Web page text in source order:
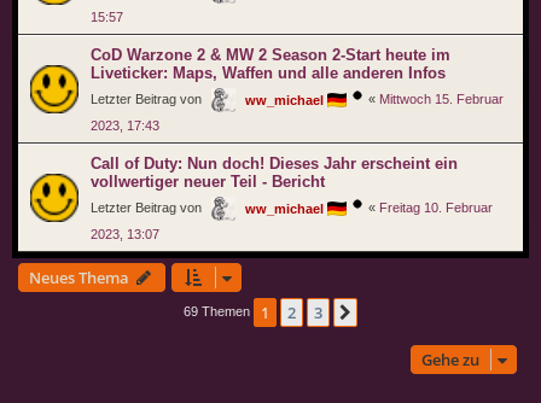
15:57
CoD Warzone 2 & MW 2 Season 2-Start heute im
Liveticker: Maps, Waffen und alle anderen Infos
Letzter Beitrag von ww_michael « Mittwoch 15. Februar
2023, 17:43
Call of Duty: Nun doch! Dieses Jahr erscheint ein
vollwertiger neuer Teil - Bericht
Letzter Beitrag von ww_michael « Freitag 10. Februar
2023, 13:07
Neues Thema
69 Themen 1 2 3
Gehe zu